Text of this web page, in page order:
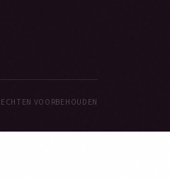
VOORBEHOUDEN